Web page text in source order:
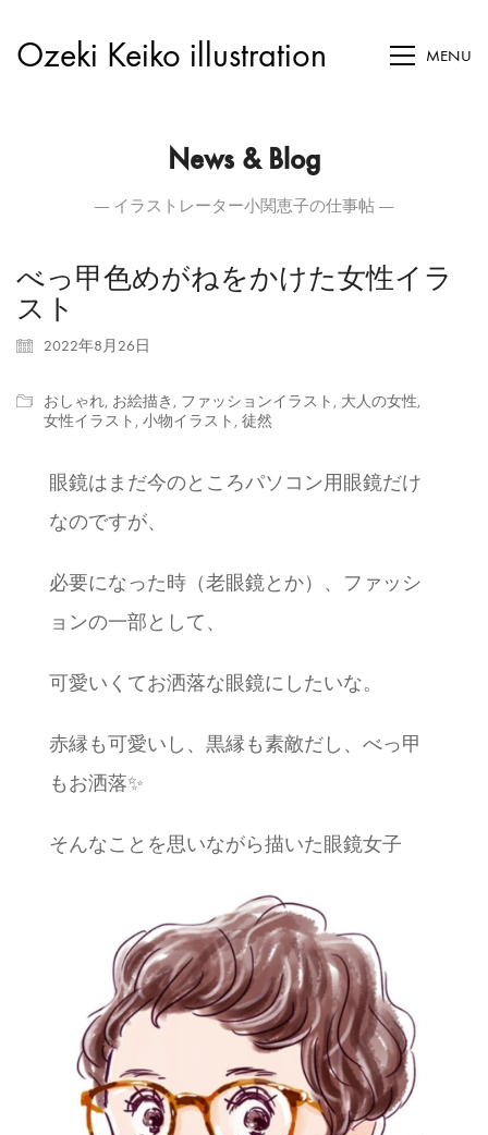
Ozeki Keiko illustration MENU
News & Blog
― イラストレーター小関恵子の仕事帖 ―
べっ甲色めがねをかけた女性イラ
スト
2022年8月26日
おしゃれ, お絵描き , ファッションイラスト , 大人の女性,
女性イラスト , 小物イラスト , 徒然
眼鏡はまだ今のところパソコン用眼鏡だけ
なのですが、
必要になった時（老眼鏡とか）、ファッシ
ョンの一部として、
可愛いくてお洒落な眼鏡にしたいな。
赤縁も可愛いし、黒縁も素敵だし、べっ甲
もお洒落✨
そんなことを思いながら描いた眼鏡女子